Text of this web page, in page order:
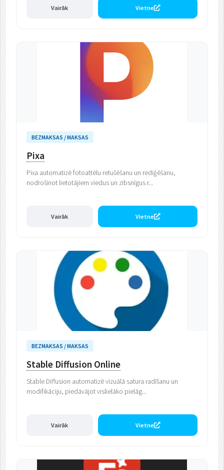
Vairāk Vietne
BEZMAKSAS / MAKSAS
Pixa
Pixa automatizē fotoattēlu retušēšanu un rediģēšanu,
nodrošinot lietotājiem viedus un zibsnīgus r...
Vairāk Vietne
BEZMAKSAS / MAKSAS
Stable Diffusion Online
Stable Diffusion automatizē vizuālā satura radīšanu un
modifikāciju, piedāvājot vislielāko pielāg...
Vairāk Vietne